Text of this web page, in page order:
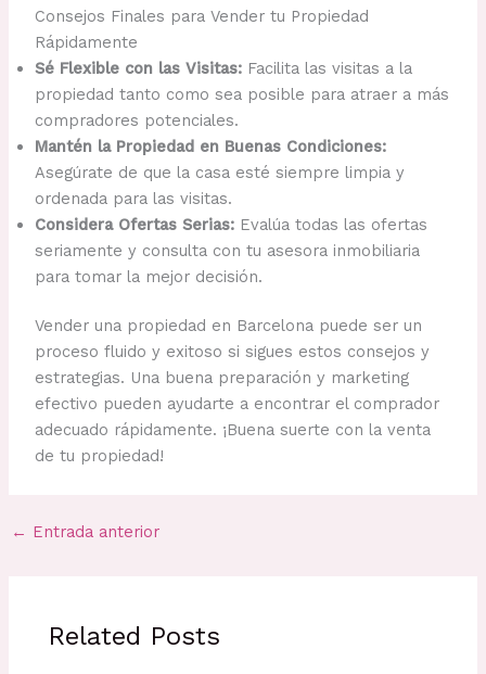
Consejos Finales para Vender tu Propiedad
Rápidamente
Sé Flexible con las Visitas:Facilita las visitas a la
propiedad tanto como sea posible para atraer a más
compradores potenciales.
Mantén la Propiedad en Buenas Condiciones:
Asegúrate de que la casa esté siempre limpia y
ordenada para las visitas.
Considera Ofertas Serias:Evalúa todas las ofertas
seriamente y consulta con tu asesora inmobiliaria
para tomar la mejor decisión.
Vender una propiedad en Barcelona puede ser un
proceso fluido y exitoso si sigues estos consejos y
estrategias. Una buena preparación y marketing
efectivo pueden ayudarte a encontrar el comprador
adecuado rápidamente. ¡Buena suerte con la venta
de tu propiedad!
← Entrada anterior
Related Posts